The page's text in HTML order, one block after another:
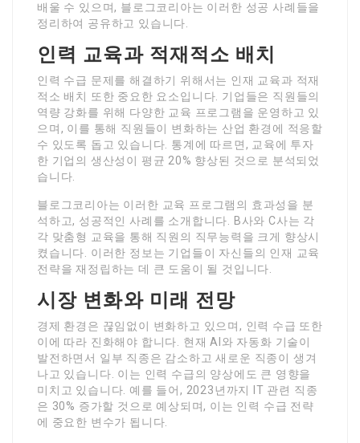
배울 수 있으며, 블로그코리아는 이러한 성공 사례들을
정리하여 공유하고 있습니다.
인력 교육과 적재적소 배치
인력 수급 문제를 해결하기 위해서는 인재 교육과 적재
적소 배치 또한 중요한 요소입니다. 기업들은 직원들의
역량 강화를 위해 다양한 교육 프로그램을 운영하고 있
으며, 이를 통해 직원들이 변화하는 산업 환경에 적응할
수 있도록 돕고 있습니다. 통계에 따르면, 교육에 투자
한 기업의 생산성이 평균 20% 향상된 것으로 분석되었
습니다.
블로그코리아는 이러한 교육 프로그램의 효과성을 분
석하고, 성공적인 사례를 소개합니다. B사와 C사는 각
각 맞춤형 교육을 통해 직원의 직무능력을 크게 향상시
켰습니다. 이러한 정보는 기업들이 자신들의 인재 교육
전략을 재정립하는 데 큰 도움이 될 것입니다.
시장 변화와 미래 전망
경제 환경은 끊임없이 변화하고 있으며, 인력 수급 또한
이에 따라 진화해야 합니다. 현재 AI와 자동화 기술이
발전하면서 일부 직종은 감소하고 새로운 직종이 생겨
나고 있습니다. 이는 인력 수급의 양상에도 큰 영향을
미치고 있습니다. 예를 들어, 2023년까지 IT 관련 직종
은 30% 증가할 것으로 예상되며, 이는 인력 수급 전략
에 중요한 변수가 됩니다.